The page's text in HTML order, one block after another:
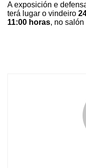
A exposición e
terá lugar o vindeiro
11:00 horas, no